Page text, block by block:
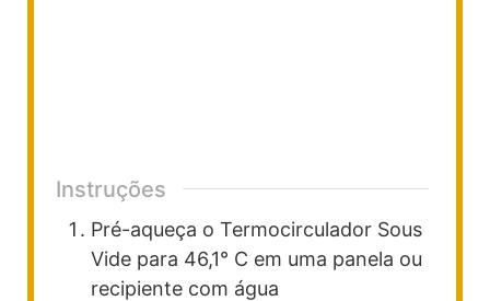
Instruções
Pré-aqueça o Termocirculador Sous
Vide para 46,1° C em uma panela ou
recipiente com água